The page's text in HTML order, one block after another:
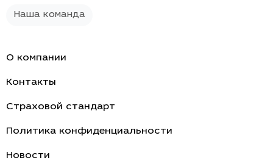
Наша команда
О компании
Контакты
Страховой стандарт
Политика конфиденциальности
Новости